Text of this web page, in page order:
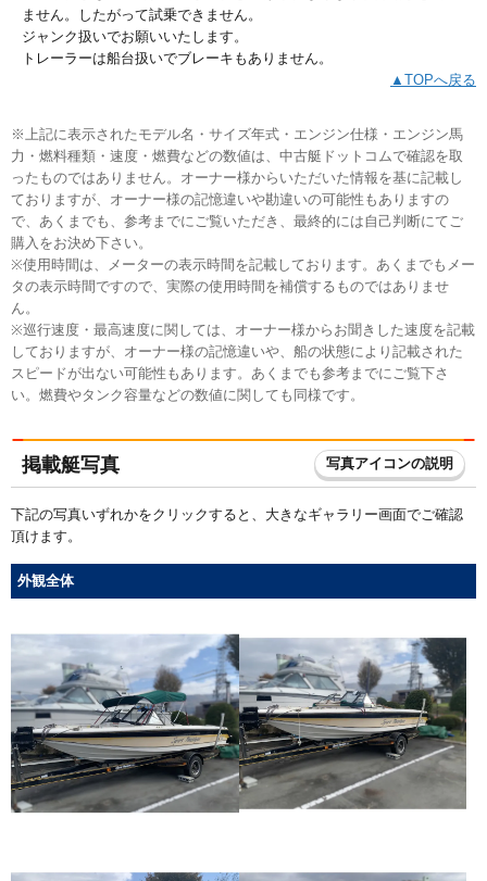
ません。したがって試乗できません。
ジャンク扱いでお願いいたします。
トレーラーは船台扱いでブレーキもありません。
▲TOPへ戻る
※上記に表示されたモデル名・サイズ年式・エンジン仕様・エンジン馬
力・燃料種類・速度・燃費などの数値は、中古艇ドットコムで確認を取
ったものではありません。オーナー様からいただいた情報を基に記載し
ておりますが、オーナー様の記憶違いや勘違いの可能性もありますの
で、あくまでも、参考までにご覧いただき、最終的には自己判断にてご
購入をお決め下さい。
※使用時間は、メーターの表示時間を記載しております。あくまでもメー
タの表示時間ですので、実際の使用時間を補償するものではありませ
ん。
※巡行速度・最高速度に関しては、オーナー様からお聞きした速度を記載
しておりますが、オーナー様の記憶違いや、船の状態により記載された
スピードが出ない可能性もあります。あくまでも参考までにご覧下さ
い。燃費やタンク容量などの数値に関しても同様です。
掲載艇写真 写真アイコンの説明
下記の写真いずれかをクリックすると、大きなギャラリー画面でご確認
頂けます。
外観全体